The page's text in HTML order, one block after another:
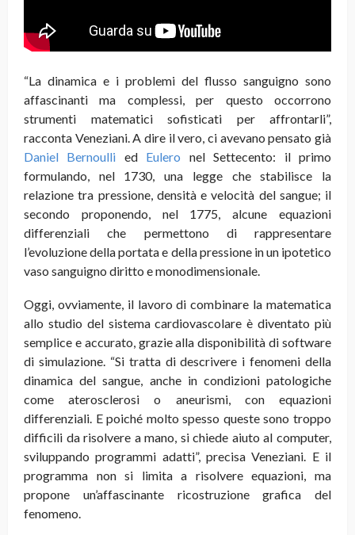
“La dinamica e i problemi del flusso sanguigno sono
affascinanti ma complessi, per questo occorrono
strumenti matematici sofisticati per affrontarli”,
racconta Veneziani. A dire il vero, ci avevano pensato già
Daniel Bernoulli ed Eulero nel Settecento: il primo
formulando, nel 1730, una legge che stabilisce la
relazione tra pressione, densità e velocità del sangue; il
secondo proponendo, nel 1775, alcune equazioni
differenziali che permettono di rappresentare
l’evoluzione della portata e della pressione in un ipotetico
vaso sanguigno diritto e monodimensionale.
Oggi, ovviamente, il lavoro di combinare la matematica
allo studio del sistema cardiovascolare è diventato più
semplice e accurato, grazie alla disponibilità di software
di simulazione. “Si tratta di descrivere i fenomeni della
dinamica del sangue, anche in condizioni patologiche
come aterosclerosi o aneurismi, con equazioni
differenziali. E poiché molto spesso queste sono troppo
difficili da risolvere a mano, si chiede aiuto al computer,
sviluppando programmi adatti”, precisa Veneziani. E il
programma non si limita a risolvere equazioni, ma
propone un’affascinante ricostruzione grafica del
fenomeno.